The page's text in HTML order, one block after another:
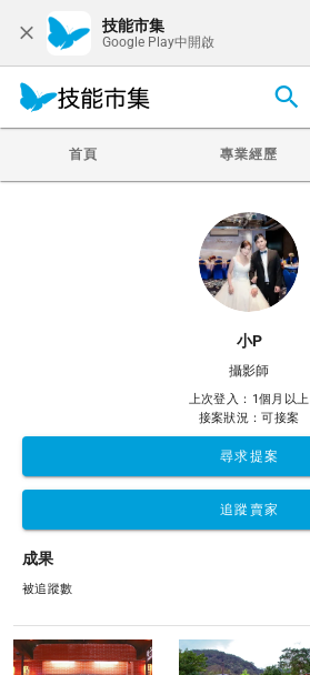
技能市集
Google Play中開啟
首頁 專業經歷
小P
攝影師
上次登入：1個月以上
接案狀況：可接案
尋求提案
追蹤賣家
成果
被追蹤數